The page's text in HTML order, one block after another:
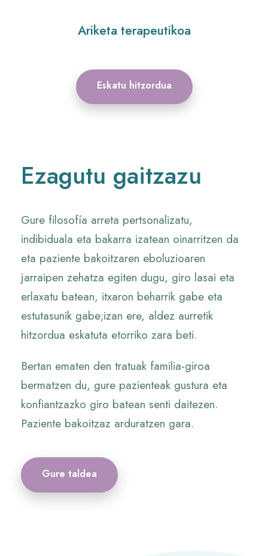
Ariketa terapeutikoa
Eskatu hitzordua
Ezagutu gaitzazu
Gure filosofía arreta pertsonalizatu,
indibiduala eta bakarra izatean oinarritzen da
eta paziente bakoitzaren eboluzioaren
jarraipen zehatza egiten dugu, giro lasai eta
erlaxatu batean, itxaron beharrik gabe eta
estutasunik gabe;izan ere, aldez aurretik
hitzordua eskatuta etorriko zara beti.
Bertan ematen den tratuak familia-giroa
bermatzen du, gure pazienteak gustura eta
konfiantzazko giro batean senti daitezen.
Paziente bakoitzaz arduratzen gara.
Gure taldea